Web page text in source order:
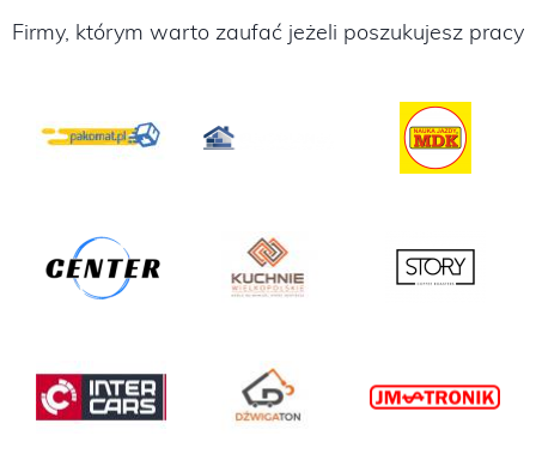
Firmy, którym warto zaufać jeżeli poszukujesz pracy